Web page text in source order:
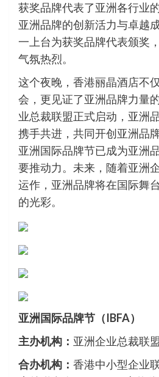
获奖品牌代表了亚洲各行业
亚洲品牌的创新活力与卓越
一上台为获奖品牌代表颁奖
气氛热烈。
这个夜晚，香港丽晶酒店不
会，更见证了亚洲品牌力量
业总裁联盟正式启动，亚洲
携手共进，共同开创亚洲品
亚洲国际品牌节已成为亚洲
要推动力。未来，随着亚洲
运作，亚洲品牌将在国际舞
的光彩。
亚洲国际品牌节（IBFA）
主办机构： 亚洲企业总裁联
合办机构： 香港中小型企业